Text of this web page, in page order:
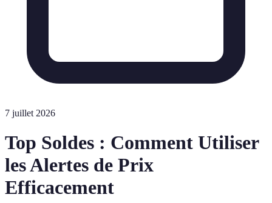
7 juillet 2026
Top Soldes : Comment Utiliser
les Alertes de Prix
Efficacement